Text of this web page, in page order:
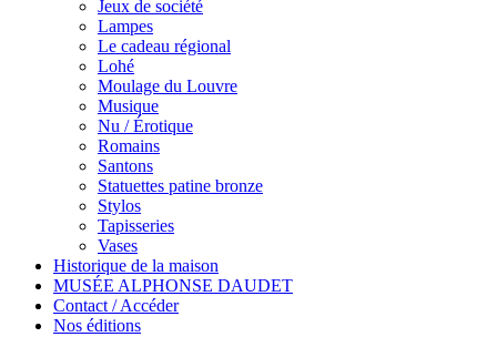
Jeux de société
Lampes
Le cadeau régional
Lohé
Moulage du Louvre
Musique
Nu / Érotique
Romains
Santons
Statuettes patine bronze
Stylos
Tapisseries
Vases
Historique de la maison
MUSÉE ALPHONSE DAUDET
Contact / Accéder
Nos éditions